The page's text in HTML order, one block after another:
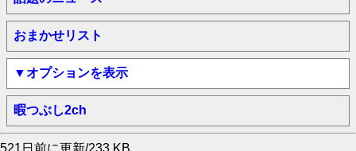
おまかせリスト
▼オプションを表示
暇つぶし2ch
521日前に更新/233 KB